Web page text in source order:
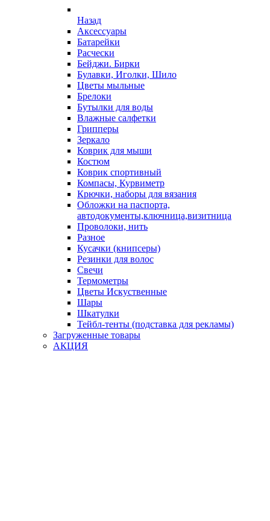
Назад
Аксессуары
Батарейки
Расчески
Бейджи. Бирки
Булавки, Иголки, Шило
Цветы мыльные
Брелоки
Бутылки для воды
Влажные салфетки
Грипперы
Зеркало
Коврик для мыши
Костюм
Коврик спортивный
Компасы, Курвиметр
Крючки, наборы для вязания
Обложки на паспорта,
автодокументы,ключница,визитница
Проволоки, нить
Разное
Кусачки (книпсеры)
Резинки для волос
Свечи
Термометры
Цветы Искуственные
Шары
Шкатулки
Тейбл-тенты (подставка для рекламы)
Загруженные товары
АКЦИЯ